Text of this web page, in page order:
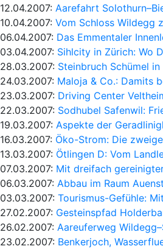
12.04.2007: Aarefahrt
10.04.2007: Vom Schloss Wildegg
06.04.2007: Das Emmentaler
03.04.2007: Sihlcity in Zürich: Wo
28.03.2007: Steinbruch Schümel
24.03.2007: Maloja & Co.: Damits
23.03.2007: Driving Center
22.03.2007: Sodhubel Safenwil:
19.03.2007: Aspekte der
16.03.2007: Öko-Strom: Die
13.03.2007: Ötlingen D: Vom
07.03.2007: Mit dreifach
06.03.2007: Abbau im Raum
03.03.2007: Tourismus-Gefühle:
27.02.2007: Gesteinspfad
26.02.2007: Aareuferweg
23.02.2007: Benkerjoch,